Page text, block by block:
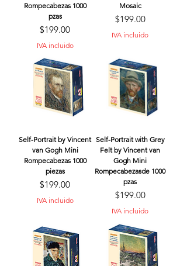
Rompecabezas 1000
pzas
Precio
$199.00
IVA incluido
Mosaic
Precio
$199.00
IVA incluido
Self-Portrait by Vincent
van Gogh Mini
Rompecabezas 1000
piezas
Precio
$199.00
IVA incluido
Self-Portrait with Grey
Felt by Vincent van
Gogh Mini
Rompecabezasde 1000
pzas
Precio
$199.00
IVA incluido